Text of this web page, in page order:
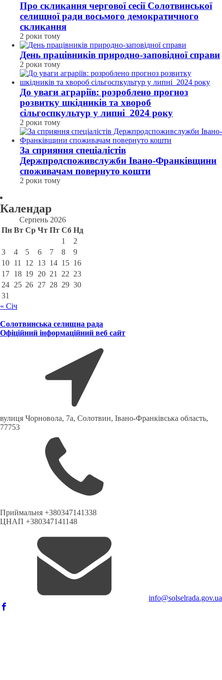
Про скликання чергової сесії Солотвинської
селищної ради восьмого демократичного
скликання
2 роки тому
День працівників природно-заповідної справи
2 роки тому
До уваги аграріїв: розроблено прогноз
розвитку шкідників та хвороб
сільгоспкультур у липні 2024 року
2 роки тому
За сприяння спеціалістів
Держпродспоживслужби Івано-Франківщини
споживачам повернуто кошти
2 роки тому
Календар
Серпень 2026
Пн Вт Ср Чт Пт Сб Нд
1
2
3
4 5 6 7 8
9
10 11 12 13 14 15 16
17 18 19 20 21 22 23
24 25 26 27 28 29 30
31
« Січ
Солотвинська селищна рада
Офіційний інформаційний веб сайт
вулиця Чорновола, 7a, Солотвин, Івано-Франківська область,
77753
Приймальня +380347141338
ЦНАП +380347141148
info@solselrada.gov.ua